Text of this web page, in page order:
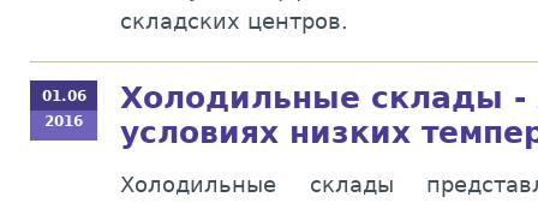
складских центров.
01.06
2016
Холодильные склады -
условиях низких
Холодильные склады